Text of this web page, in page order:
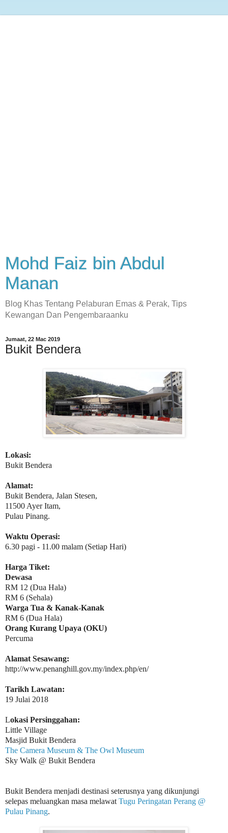
Mohd Faiz bin Abdul
Manan
Blog Khas Tentang Pelaburan Emas & Perak, Tips
Kewangan Dan Pengembaraanku
Jumaat, 22 Mac 2019
Bukit Bendera
Lokasi:
Bukit Bendera
Alamat:
Bukit Bendera, Jalan Stesen,
11500 Ayer Itam,
Pulau Pinang.
Waktu Operasi:
6.30 pagi - 11.00 malam (Setiap Hari)
Harga Tiket:
Dewasa
RM 12 (Dua Hala)
RM 6 (Sehala)
Warga Tua & Kanak-Kanak
RM 6 (Dua Hala)
Orang Kurang Upaya (OKU)
Percuma
Alamat Sesawang:
http://www.penanghill.gov.my/index.php/en/
Tarikh Lawatan:
19 Julai 2018
Lokasi Persinggahan:
Little Village
Masjid Bukit Bendera
The Camera Museum & The Owl Museum
Sky Walk @ Bukit Bendera
Bukit Bendera menjadi destinasi seterusnya yang dikunjungi
selepas meluangkan masa melawat Tugu Peringatan Perang @
Pulau Pinang.